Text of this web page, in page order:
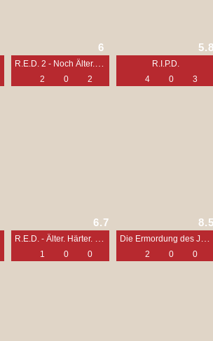
6
2 0 2
R.I.P.D.
4 0 3
6.7
1 0 0 2 0 0